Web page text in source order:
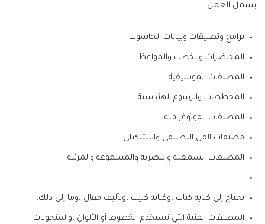
يشمل العمل:
برامج وتطبيقات وبيانات الحاسوب
المحاضرات والخطب والمواعظ
المصنفات الموسيقية
المخططات والرسوم الهندسية
المصنفات الفوتوغرافية
مصنفات الفن التطبيقي والتشكيلي
المصنفات السمعية والبصرية والمسموعة والمرئية
تحتاج إلى كتابة كتاب ،وكتابة كتيب ،وتأليف مقال ،وما إلى ذلك.
المصنفات الفنية التي تستخدم الخطوط أو الألوان ،والمنحوتات